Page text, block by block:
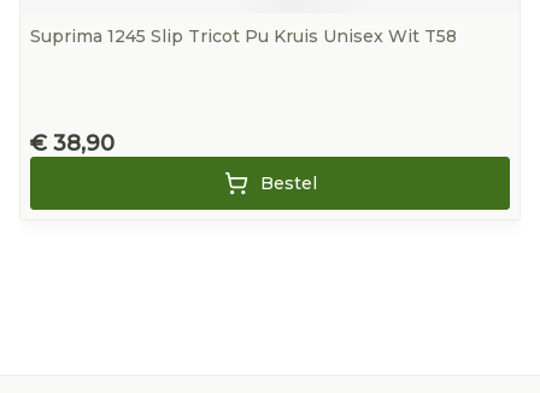
Suprima 1245 Slip Tricot Pu Kruis Unisex Wit T58
€ 38,90
Bestel